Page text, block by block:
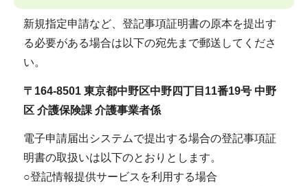
新規指定申請など、登記事項証明書の原本を提出す
る必要がある場合は以下の宛先まで郵送してくださ
い。
〒164-8501 東京都中野区中野四丁目11番19号 中野
区 介護保険課 介護事業者係
電子申請届出システムで提出する場合の登記事項証
明書の取扱いは以下のとおりとします。
○登記情報提供サービスを利用する場合